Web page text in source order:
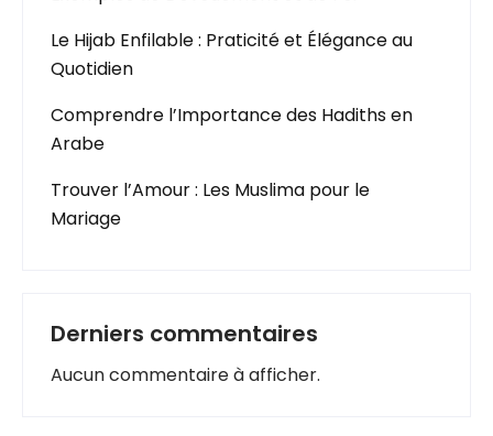
Le Hijab Enfilable : Praticité et Élégance au
Quotidien
Comprendre l’Importance des Hadiths en
Arabe
Trouver l’Amour : Les Muslima pour le
Mariage
Derniers commentaires
Aucun commentaire à afficher.